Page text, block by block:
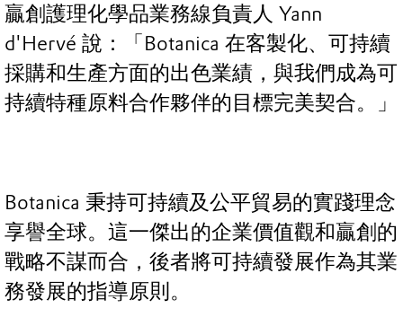
贏創護理化學品業務線負責人 Yann
d'Hervé 說：「Botanica 在客製化、可持續
採購和生產方面的出色業績，與我們成為可
持續特種原料合作夥伴的目標完美契合。」
Botanica 秉持可持續及公平貿易的實踐理念
享譽全球。這一傑出的企業價值觀和贏創的
戰略不謀而合，後者將可持續發展作為其業
務發展的指導原則。